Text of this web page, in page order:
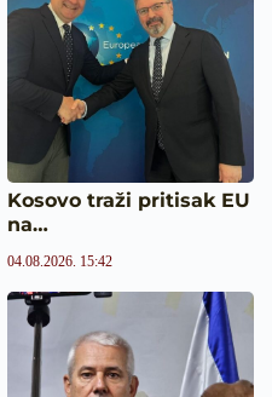
Kosovo traži pritisak EU
na…
04.08.2026. 15:42